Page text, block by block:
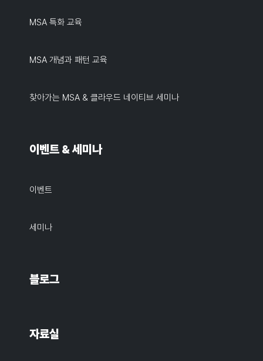
MSA 특화 교육
MSA 개념과 패턴 교육
찾아가는 MSA & 클라우드 네이티브 세미나
이벤트 & 세미나
이벤트
세미나
블로그
자료실